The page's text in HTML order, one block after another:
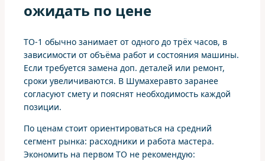
ожидать по цене
ТО-1 обычно занимает от одного до трёх часов, в
зависимости от объёма работ и состояния машины.
Если требуется замена доп. деталей или ремонт,
сроки увеличиваются. В Шумахеравто заранее
согласуют смету и пояснят необходимость каждой
позиции.
По ценам стоит ориентироваться на средний
сегмент рынка: расходники и работа мастера.
Экономить на первом ТО не рекомендую: